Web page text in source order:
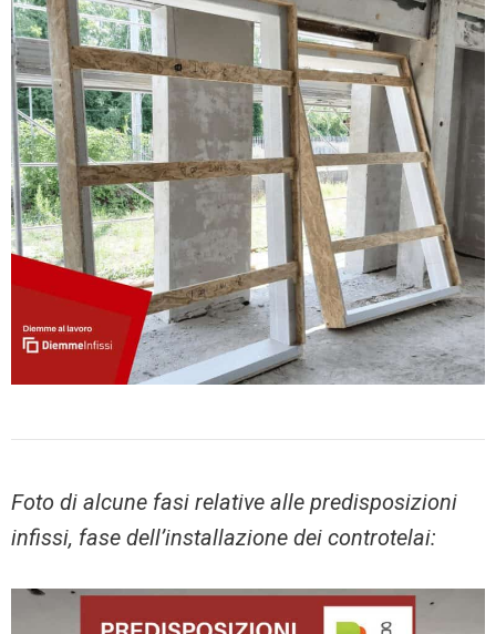
Foto di alcune fasi relative alle predisposizioni
infissi, fase dell’installazione dei controtelai: